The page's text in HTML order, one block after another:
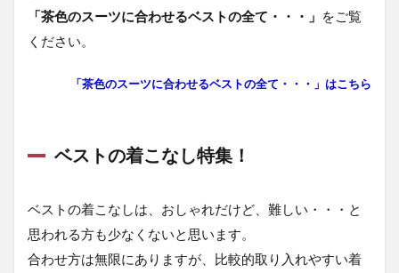
「茶色のスーツに合わせるベストの全て・・・」 をご覧
ください。
「茶色のスーツに合わせるベストの全て・・・」はこちら
ベストの着こなし特集！
ベストの着こなしは、おしゃれだけど、難しい・・・と
思われる方も少なくないと思います。
合わせ方は無限にありますが、比較的取り入れやすい着